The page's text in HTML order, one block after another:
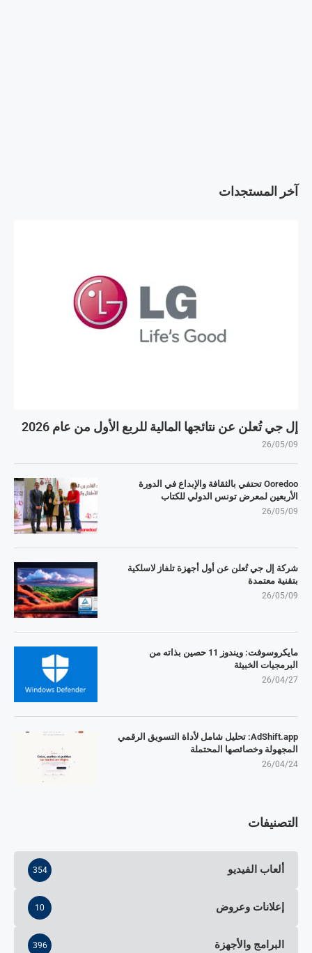
آخر المستجدات
إل جي تُعلن عن نتائجها المالية للربع الأول من عام 2026
26/05/09
Ooredoo تحتفي بالثقافة والإبداع في الدورة
الأربعين لمعرض تونس الدولي للكتاب
26/05/09
شركة إل جي تُعلن عن أول أجهزة تلفاز لاسلكية
بتقنية معتمدة
26/05/09
مايكروسوفت: ويندوز 11 حصين بذاته من
البرمجيات الخبيثة
26/04/27
AdShift.app: تحليل شامل لأداة التسويق الرقمي
المجهولة وخصائصها المحتملة
26/04/24
التصنيفات
ألعاب الفيديو 354
إعلانات وعروض 10
البرامج والأجهزة 396